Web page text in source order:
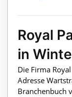
Royal
in
Die Firma
Adresse
Branchenbuch